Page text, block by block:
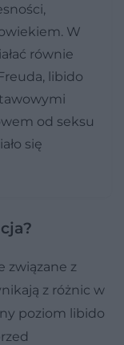
W
równie
libido
od seksu
się
związane z
z różnic w
poziom libido